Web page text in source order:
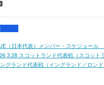
（日本代表）メンバー・スケジュール
3.28 スコットランド代表戦（スコット
グランド代表戦（イングランド／ロン